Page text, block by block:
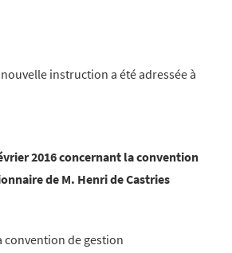
instruction a été adressée à
2016 concernant la convention
de M. Henri de Castries
convention de gestion